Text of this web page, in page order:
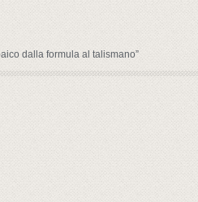
dalla formula al talismano”